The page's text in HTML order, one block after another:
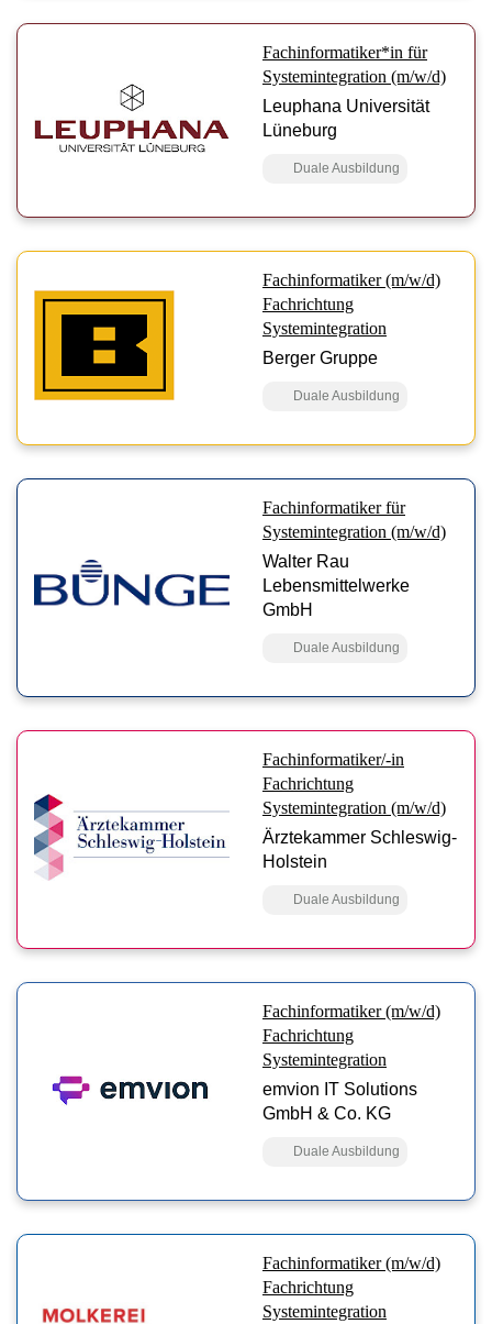
Fachinformatiker*in für
Systemintegration (m/w/d)
Leuphana Universität
Lüneburg
Duale Ausbildung
Fachinformatiker (m/w/d)
Fachrichtung
Systemintegration
Berger Gruppe
Duale Ausbildung
Fachinformatiker für
Systemintegration (m/w/d)
Walter Rau
Lebensmittelwerke
GmbH
Duale Ausbildung
Fachinformatiker/-in
Fachrichtung
Systemintegration (m/w/d)
Ärztekammer Schleswig-
Holstein
Duale Ausbildung
Fachinformatiker (m/w/d)
Fachrichtung
Systemintegration
emvion IT Solutions
GmbH & Co. KG
Duale Ausbildung
Fachinformatiker (m/w/d)
Fachrichtung
Systemintegration